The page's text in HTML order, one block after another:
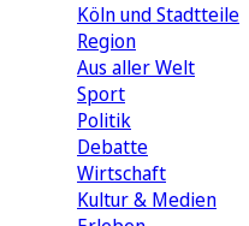
Köln und Stadtteile
Region
Aus aller Welt
Sport
Politik
Debatte
Wirtschaft
Kultur & Medien